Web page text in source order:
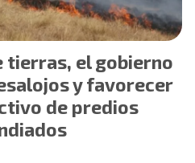
tierras, el gobierno
y favorecer
de predios